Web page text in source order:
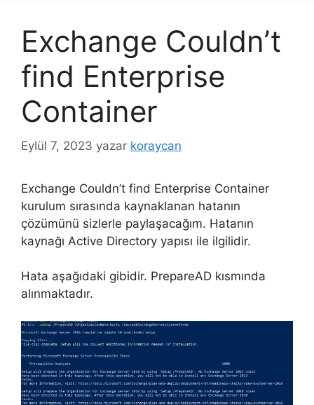
Exchange Couldn’t
find Enterprise
Container
Eylül 7, 2023 yazar koraycan
Exchange Couldn’t find Enterprise Container
kurulum sırasında kaynaklanan hatanın
çözümünü sizlerle paylaşacağım. Hatanın
kaynağı Active Directory yapısı ile ilgilidir.
Hata aşağıdaki gibidir. PrepareAD kısmında
alınmaktadır.